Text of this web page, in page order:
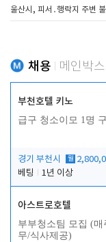
울산시, 피서․행락지 주변
채용 메인박스
부천호텔 키노
급구 청소이모 1명
경기 부천시 월
베팅
1년 이상
아스트로호텔
부부청소팀 모집 (매
무/식사제공)